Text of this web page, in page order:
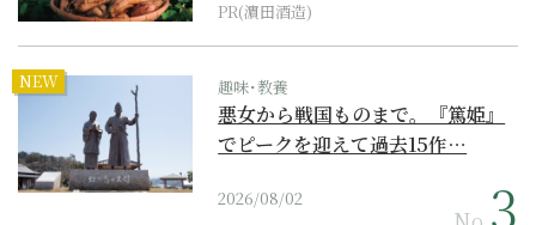
PR(濵田酒造)
NEW 趣味･教養
悪女から戦国ものまで。『篤姫』
でピークを迎えて過去15作…
2026/08/02